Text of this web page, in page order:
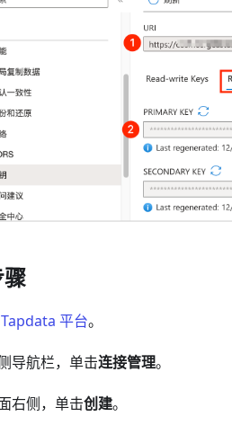
平台。
导航栏，单击连接管理。
右侧，单击创建。